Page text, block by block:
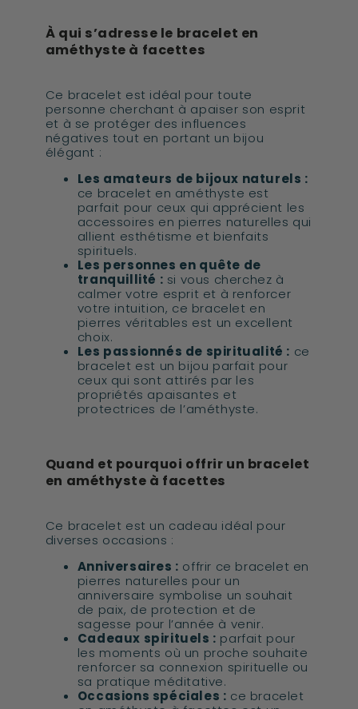
À qui s’adresse le bracelet en
améthyste à facettes
Ce bracelet est idéal pour toute
personne cherchant à apaiser son esprit
et à se protéger des influences
négatives tout en portant un bijou
élégant :
Les amateurs de bijoux naturels :
ce bracelet en améthyste est
parfait pour ceux qui apprécient les
accessoires en pierres naturelles qui
allient esthétisme et bienfaits
spirituels.
Les personnes en quête de
tranquillité : si vous cherchez à
calmer votre esprit et à renforcer
votre intuition, ce bracelet en
pierres véritables est un excellent
choix.
Les passionnés de spiritualité : ce
bracelet est un bijou parfait pour
ceux qui sont attirés par les
propriétés apaisantes et
protectrices de l’améthyste.
Quand et pourquoi offrir un bracelet
en améthyste à facettes
Ce bracelet est un cadeau idéal pour
diverses occasions :
Anniversaires : offrir ce bracelet en
pierres naturelles pour un
anniversaire symbolise un souhait
de paix, de protection et de
sagesse pour l’année à venir.
Cadeaux spirituels : parfait pour
les moments où un proche souhaite
renforcer sa connexion spirituelle ou
sa pratique méditative.
Occasions spéciales : ce bracelet